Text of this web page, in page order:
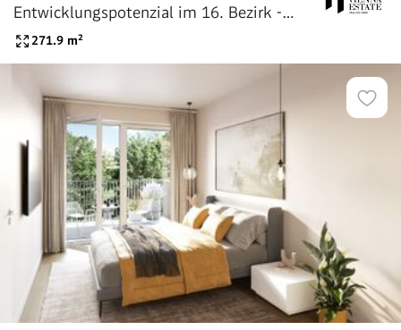
Entwicklungspotenzial im 16. Bezirk -
Nähe S-Bahn Station Hernals!
271.9 m²